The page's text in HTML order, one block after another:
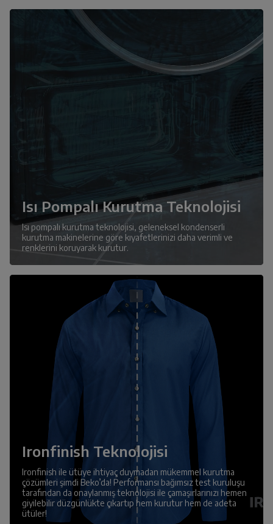
Isı Pompalı Kurutma Teknolojisi
Isı pompalı kurutma teknolojisi, geleneksel kondenserli
kurutma makinelerine göre kıyafetlerinizi daha verimli ve
renklerini koruyarak kurutur.
Ironfinish Teknolojisi
Ironfinish ile ütüye ihtiyaç duymadan mükemmel kurutma
çözümleri şimdi Beko’da! Performansı bağımsız test kuruluşu
tarafından da onaylanmış teknolojisi ile çamaşırlarınızı hemen
giyilebilir düzgünlükte çıkartıp hem kurutur hem de adeta
ütüler!